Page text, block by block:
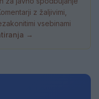
z žaljivimi,
vsebinami
→